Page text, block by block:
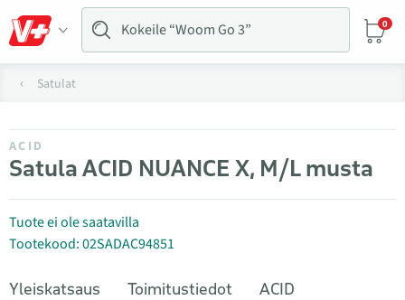
0
Satulat
ACID
Satula ACID NUANCE X, M/L musta
Tuote ei ole saatavilla
Tootekood: 02SADAC94851
Yleiskatsaus Toimitustiedot ACID